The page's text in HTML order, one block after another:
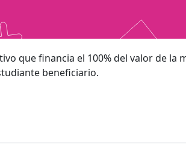
que financia el 100% del valor de la
beneficiario.